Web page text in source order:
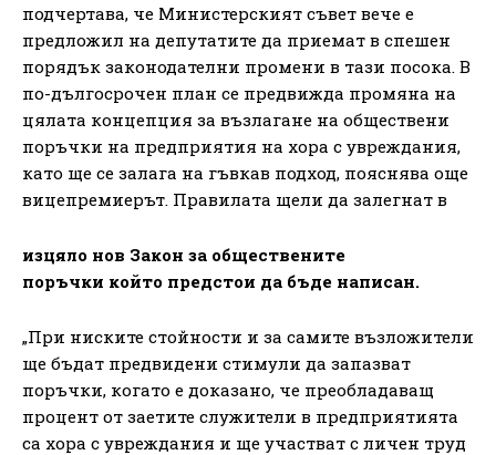
подчертава, че Министерският съвет вече е
предложил на депутатите да приемат в спешен
порядък законодателни промени в тази посока. В
по-дългосрочен план се предвижда промяна на
цялата концепция за възлагане на обществени
поръчки на предприятия на хора с увреждания,
като ще се залага на гъвкав подход, пояснява още
вицепремиерът. Правилата щели да залегнат в
изцяло нов Закон за обществените
поръчки който предстои да бъде написан.
„При ниските стойности и за самите възложители
ще бъдат предвидени стимули да запазват
поръчки, когато е доказано, че преобладаващ
процент от заетите служители в предприятията
са хора с увреждания и ще участват с личен труд